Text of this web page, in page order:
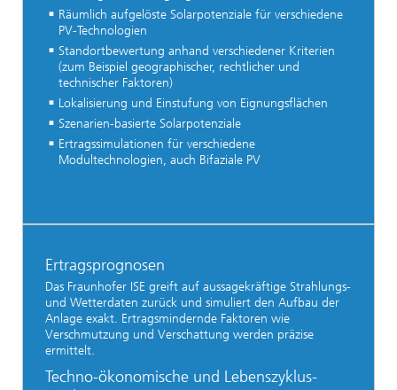
Räumlich aufgelöste Solarpotenziale für verschiedene
PV-Technologien
Standortbewertung anhand verschiedener Kriterien
(zum Beispiel geographischer, rechtlicher und
technischer Faktoren)
Lokalisierung und Einstufung von Eignungsflächen
Szenarien-basierte Solarpotenziale
Ertragssimulationen für verschiedene
Modultechnologien, auch Bifaziale PV
Ertragsprognosen
Das Fraunhofer ISE greift auf aussagekräftige Strahlungs-
und Wetterdaten zurück und simuliert den Aufbau der
Anlage exakt. Ertragsmindernde Faktoren wie
Verschmutzung und Verschattung werden präzise
ermittelt.
Techno-ökonomische und Lebenszyklus-